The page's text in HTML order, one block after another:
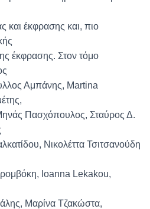
και έκφρασης και, πιο
έκφρασης. Στον τόμο
Αμπάνης, Martina
Πασχόπουλος, Σταύρος Δ.
Νικολέττα Τσιτσανούδη
Ιoanna Lekakou,
Μαρίνα Τζακώστα,